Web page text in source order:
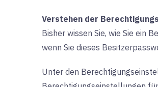
Verstehen der
Bisher wissen Sie, wie Sie ein
wenn Sie dieses
Unter den